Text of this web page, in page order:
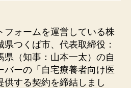
ォームを運営している株
つくば市、代表取締役：
県（知事：⼭本⼀太）の⾃
バーの「⾃宅療養者向け医
供する契約を締結しまし